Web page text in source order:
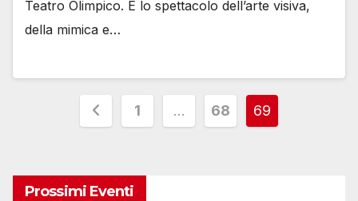
Teatro Olimpico. È lo spettacolo dell’arte visiva,
della mimica e…
Paginazione
articoli
1 … 68 69
Prossimi Eventi